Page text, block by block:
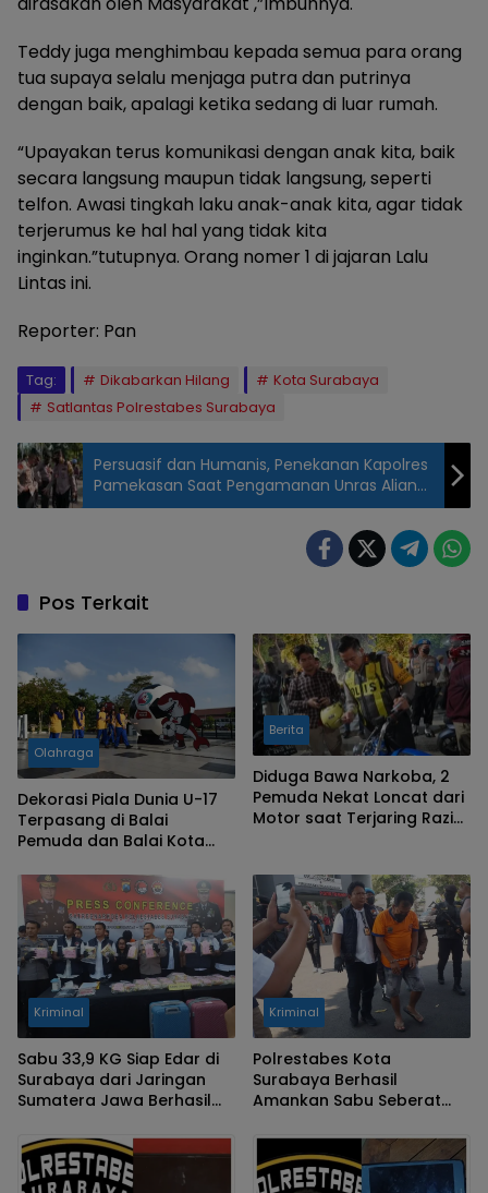
Teddy juga menghimbau kepada semua para orang
tua supaya selalu menjaga putra dan putrinya
dengan baik, apalagi ketika sedang di luar rumah.
“Upayakan terus komunikasi dengan anak kita, baik
secara langsung maupun tidak langsung, seperti
telfon. Awasi tingkah laku anak-anak kita, agar tidak
terjerumus ke hal hal yang tidak kita
inginkan.”tutupnya. Orang nomer 1 di jajaran Lalu
Lintas ini.
Reporter: Pan
Tag: Dikabarkan Hilang
Kota Surabaya
Satlantas Polrestabes Surabaya
Persuasif dan Humanis, Penekanan Kapolres
Pamekasan Saat Pengamanan Unras Aliansi
BEM Universitas Madura Ke Kantor DPRD
Pos Terkait
Olahraga
Dekorasi Piala Dunia U-17
Terpasang di Balai
Pemuda dan Balai Kota
Berita
Diduga Bawa Narkoba, 2
Pemuda Nekat Loncat dari
Motor saat Terjaring Razia
Kriminal
Sabu 33,9 KG Siap Edar di
Surabaya dari Jaringan
Sumatera Jawa Berhasil
Polrestabes Surabaya
Kriminal
Polrestabes Kota
Surabaya Berhasil
Amankan Sabu Seberat
Ektasi Siap Edar